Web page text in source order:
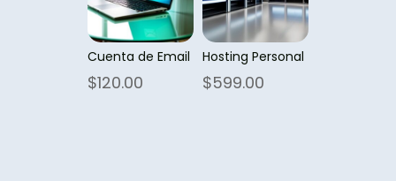
Cuenta de Email
$120.00
Hosting Personal
$599.00